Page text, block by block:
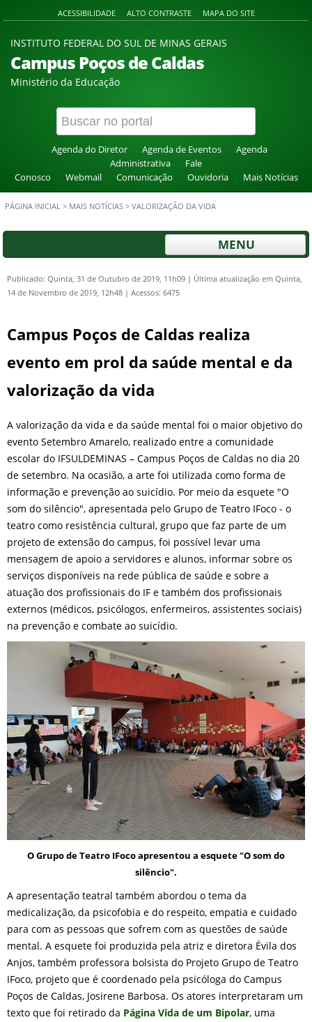
ACESSIBILIDADE ALTO CONTRASTE MAPA DO SITE
INSTITUTO FEDERAL DO SUL DE MINAS GERAIS
Campus Poços de Caldas
Ministério da Educação
Agenda do Diretor Agenda de Eventos
Agenda
Administrativa
Fale
Conosco
Webmail Comunicação Ouvidoria Mais Notícias
PÁGINA INICIAL > MAIS NOTÍCIAS > VALORIZAÇÃO DA VIDA
MENU
Publicado: Quinta, 31 de Outubro de 2019, 11h09 | Última atualização em Quinta,
14 de Novembro de 2019, 12h48 | Acessos: 6475
Campus Poços de Caldas realiza
evento em prol da saúde mental e da
valorização da vida
A valorização da vida e da saúde mental foi o maior objetivo do
evento Setembro Amarelo, realizado entre a comunidade
escolar do IFSULDEMINAS – Campus Poços de Caldas no dia 20
de setembro. Na ocasião, a arte foi utilizada como forma de
informação e prevenção ao suicídio. Por meio da esquete "O
som do silêncio", apresentada pelo Grupo de Teatro IFoco - o
teatro como resistência cultural, grupo que faz parte de um
projeto de extensão do campus, foi possível levar uma
mensagem de apoio a servidores e alunos, informar sobre os
serviços disponíveis na rede pública de saúde e sobre a
atuação dos profissionais do IF e também dos profissionais
externos (médicos, psicólogos, enfermeiros, assistentes sociais)
na prevenção e combate ao suicídio.
O Grupo de Teatro IFoco apresentou a esquete "O som do
silêncio".
A apresentação teatral também abordou o tema da
medicalização, da psicofobia e do respeito, empatia e cuidado
para com as pessoas que sofrem com as questões de saúde
mental. A esquete foi produzida pela atriz e diretora Évila dos
Anjos, também professora bolsista do Projeto Grupo de Teatro
IFoco, projeto que é coordenado pela psicóloga do Campus
Poços de Caldas, Josirene Barbosa. Os atores interpretaram um
texto que foi retirado da Página Vida de um Bipolar, uma